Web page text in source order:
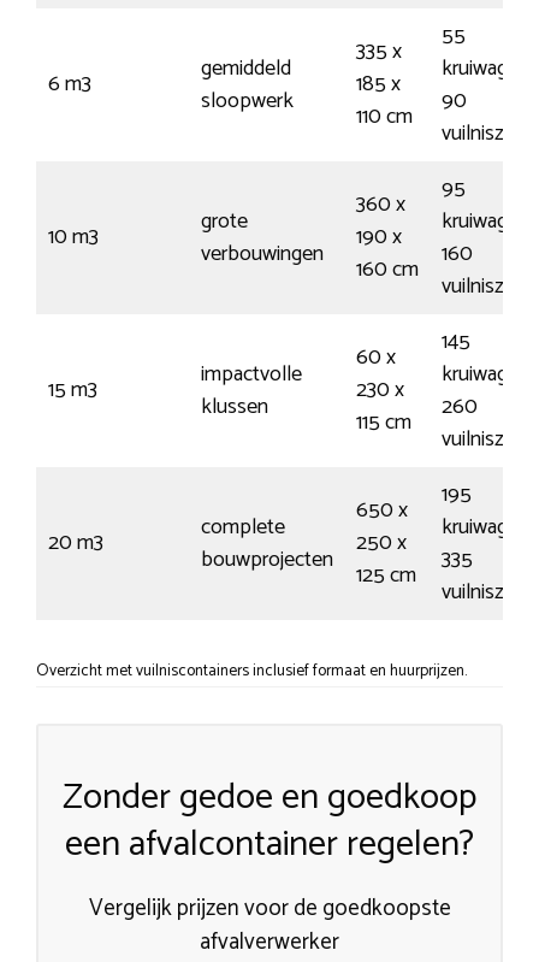
6 m3
gemiddeld
sloopwerk
335 x
185 x
110 cm
55
90
10 m3
grote
verbouwingen
360 x
190 x
160 cm
95
160
15 m3
impactvolle
klussen
60 x
230 x
115 cm
145
260
20 m3
complete
bouwprojecten
650 x
250 x
125 cm
195
335
Overzicht met vuilniscontainers inclusief formaat en huurprijzen.
Zonder gedoe en goedkoop
een afvalcontainer regelen?
Vergelijk prijzen voor de goedkoopste
afvalverwerker